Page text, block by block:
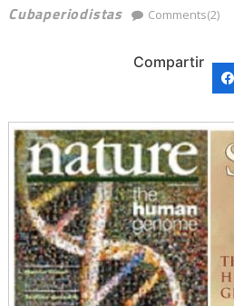
Cubaperiodistas
Comments(2)
Compartir